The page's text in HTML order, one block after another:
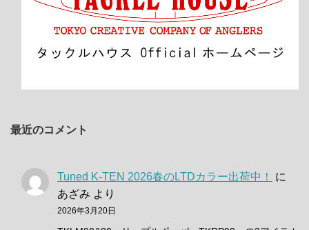
最近のコメント
Tuned K-TEN 2026春のLTDカラー出荷中！
に
あざみ より
2026年3月20日